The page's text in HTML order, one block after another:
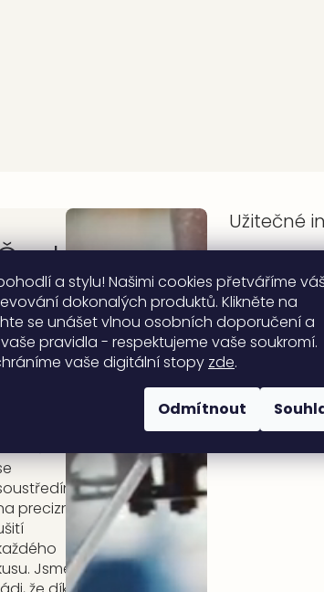
a stylu! Našimi cookies přetváříme
dokonalých produktů. Klikněte na
se unášet vlnou osobních doporučení a
pravidla - respektujeme vaše soukromí.
vaše digitální stopy zde.
Odmítnout
precizní
Jsme
Užitečné
Tabulky
Péče o
Certifikáty